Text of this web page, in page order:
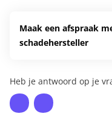
Maak een afspraak
schadehersteller
Heb je antwoord op je